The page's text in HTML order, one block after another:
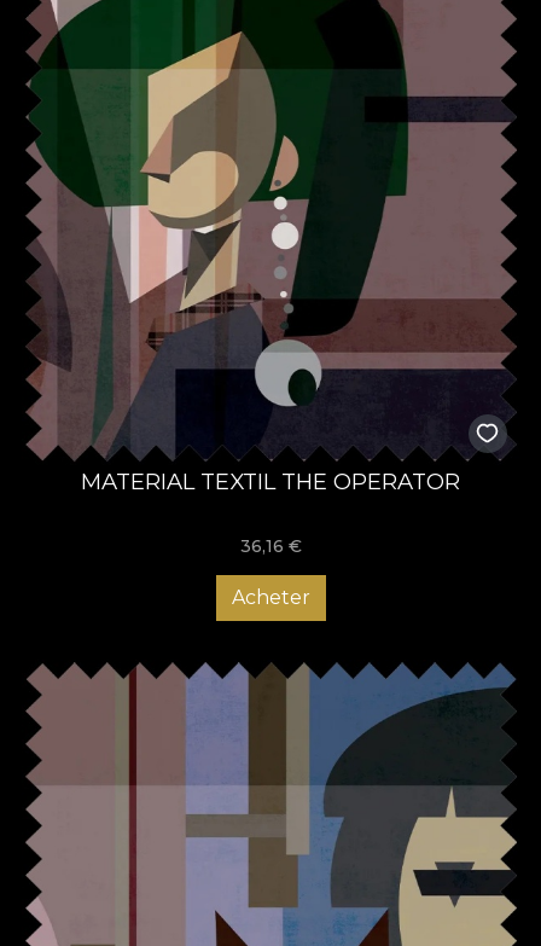
MATERIAL TEXTIL THE OPERATOR
36,16 €
Acheter